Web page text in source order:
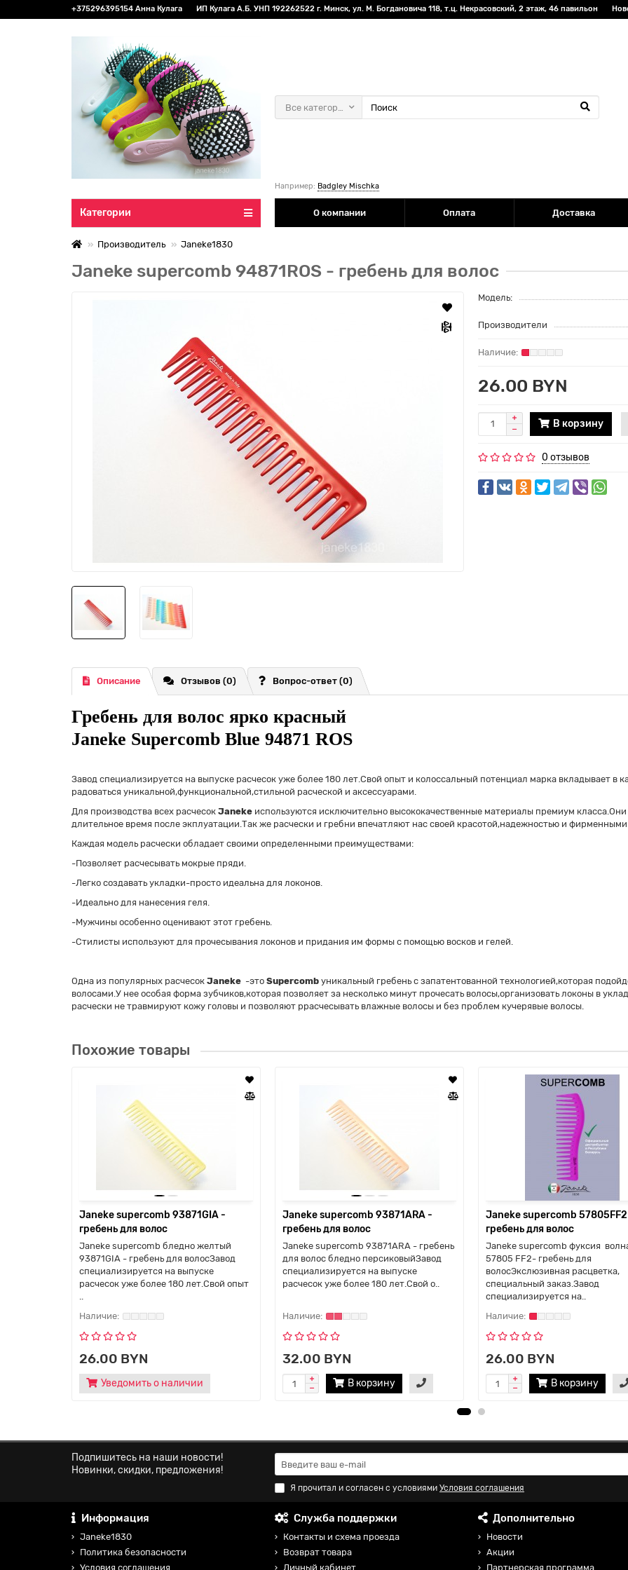
+375296395154 Анна Кулага ИП Кулага А.Б. УНП 192262522 г. Минск, ул. М. Богдановича 118, т.ц. Некрасовский, 2 этаж, 46 павильон
Все категории
Например: Badgley Mischka
Категории О компании Оплата Доставка
Производитель Janeke1830
Janeke supercomb 94871ROS - гребень для волос
Модель:
Производители
26.00 BYN
В корзину
0 отзывов
Описание Отзывов (0) Вопрос-ответ (0)
Гребень для волос ярко красный
Janeke Supercomb Blue 94871 ROS
Завод специализируется на выпуске расчесок уже более 180 лет.Свой опыт и колоссальный потенциал марка вкладывает
радоваться уникальной,функциональной,стильной расческой и аксессуарами.
Для производства всех расчесок Janeke используются исключительно высококачественные материалы премиум
длительное время после экплуатации.Так же расчески и гребни впечатляют нас своей красотой,надежностью и
Каждая модель расчески обладает своими определенными преимуществами:
-Позволяет расчесывать мокрые пряди.
-Легко создавать укладки-просто идеальна для локонов.
-Идеально для нанесения геля.
-Мужчины особенно оценивают этот гребень.
-Стилисты используют для прочесывания локонов и придания им формы с помощью восков и гелей.
Одна из популярных расчесок Janeke -это Supercomb уникальный гребень с запатентованной технологией,которая
волосами.У нее особая форма зубчиков,которая позволяет за несколько минут прочесать волосы,организовать локоны в
расчески не травмируют кожу головы и позволяют ррасчесывать влажные волосы и без проблем кучерявые волосы.
Похожие товары
Janeke supercomb 93871GIA -
гребень для волос
Janeke supercomb бледно желтый
93871GIA - гребень для волосЗавод
специализируется на выпуске
расчесок уже более 180 лет.Свой опыт
..
26.00 BYN
Уведомить о наличии
Janeke supercomb 93871ARA -
гребень для волос
Janeke supercomb 93871ARA - гребень
для волос бледно персиковыйЗавод
специализируется на выпуске
расчесок уже более 180 лет.Свой о..
32.00 BYN
В корзину
Janeke supercomb
гребень для волос
Janeke supercomb фуксия
57805 FF2- гребень для
волосЭкслюзивная расцветка,
специальный заказ.Завод
специализируется на..
26.00 BYN
В корзину
Подпишитесь на наши новости!
Новинки, скидки, предложения!
Я прочитал и согласен с условиями Условия соглашения
Информация
Janeke1830
Политика безопасности
Условия соглашения
Служба поддержки
Контакты и схема проезда
Возврат товара
Личный кабинет
Дополнительно
Новости
Акции
Партнерская программа